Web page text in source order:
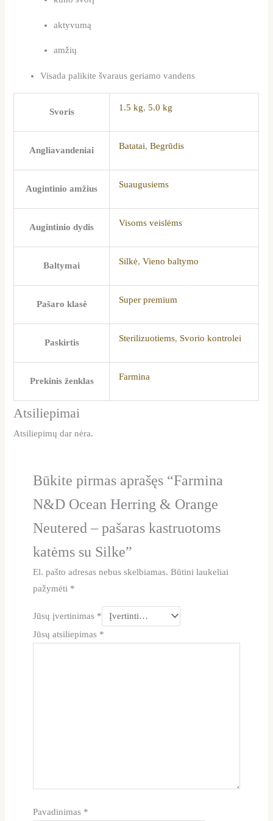
aktyvumą
amžių
Visada palikite švaraus geriamo vandens
Svoris 1.5 kg,5.0 kg
Angliavandeniai Batatai,Begrūdis
Augintinio amžius Suaugusiems
Augintinio dydis Visoms veislėms
Baltymai Silkė,Vieno baltymo
Pašaro klasė Super premium
Paskirtis Sterilizuotiems, Svorio kontrolei
Prekinis ženklas Farmina
Atsiliepimai
Atsiliepimų dar nėra.
Būkite pirmas aprašęs “Farmina
N&D Ocean Herring & Orange
Neutered – pašaras kastruotoms
katėms su Silke”
El. pašto adresas nebus skelbiamas. Būtini laukeliai
pažymėti *
Jūsų įvertinimas *
Jūsų atsiliepimas *
Pavadinimas *